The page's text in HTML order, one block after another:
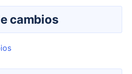
cambios